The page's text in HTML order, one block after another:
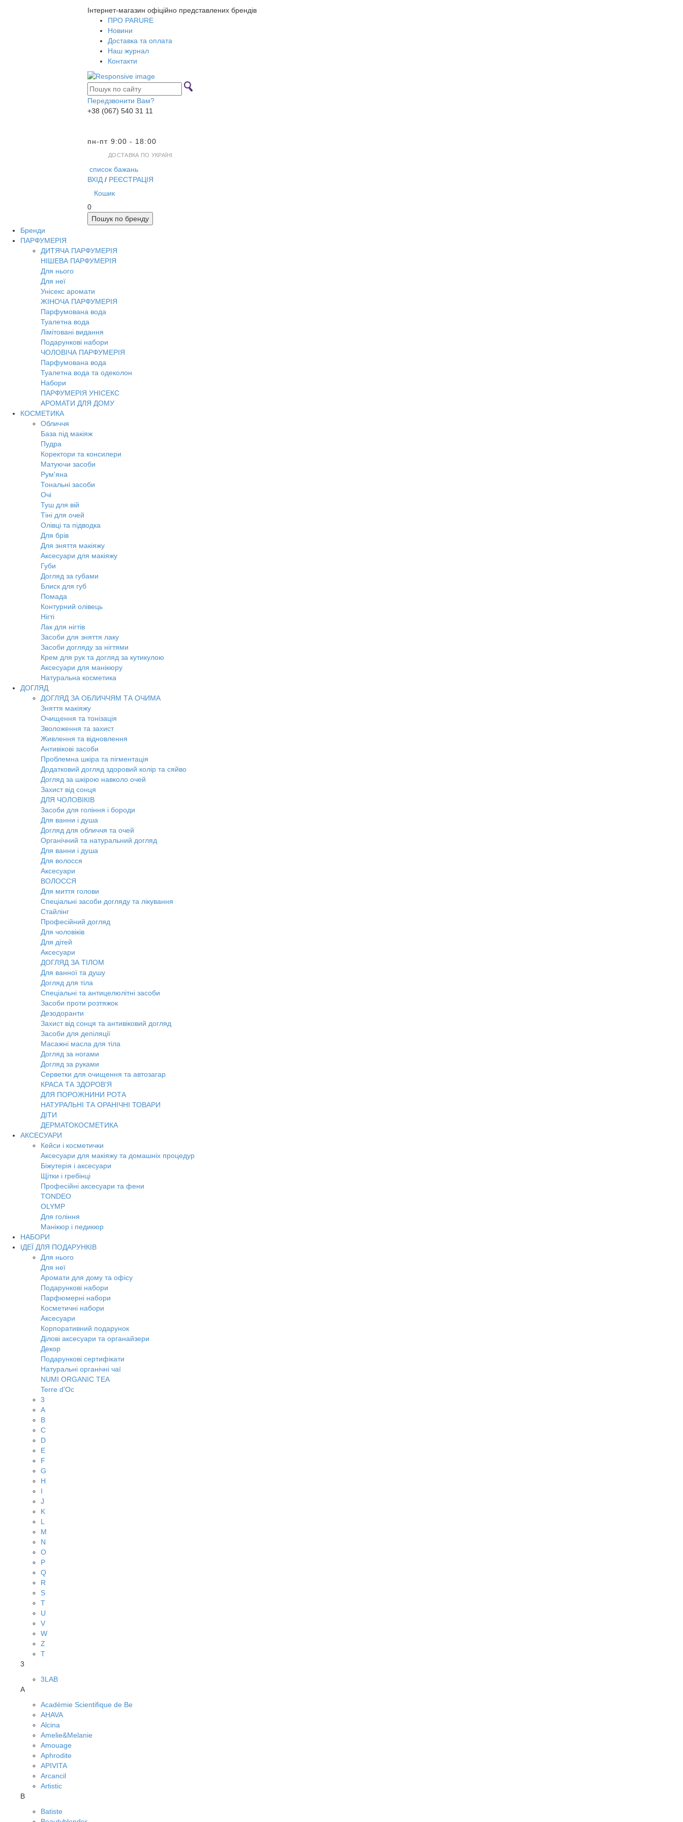
Інтернет-магазин офіційно представлених брендів
ПРО PARURE
Новини
Доставка та оплата
Наш журнал
Контакти
Передзвонити Вам?
+38 (067) 540 31 11
пн-пт 9:00 - 18:00
ДОСТАВКА ПО УКРАЇНІ
список бажань
ВХІД / РЕЄСТРАЦІЯ
Кошик
0
Пошук по бренду
Бренди
ПАРФУМЕРІЯ
ДИТЯЧА ПАРФУМЕРІЯ
НІШЕВА ПАРФУМЕРІЯ
Для нього
Для неї
Унісекс аромати
ЖІНОЧА ПАРФУМЕРІЯ
Парфумована вода
Туалетна вода
Лімітовані видання
Подарункові набори
ЧОЛОВІЧА ПАРФУМЕРІЯ
Парфумована вода
Туалетна вода та одеколон
Набори
ПАРФУМЕРІЯ УНІСЕКС
АРОМАТИ ДЛЯ ДОМУ
КОСМЕТИКА
Обличчя
База під макіяж
Пудра
Коректори та консилери
Матуючи засоби
Рум'яна
Тональні засоби
Очі
Туш для вій
Тіні для очей
Олівці та підводка
Для брів
Для зняття макіяжу
Аксесуари для макіяжу
Губи
Догляд за губами
Блиск для губ
Помада
Контурний олівець
Нігті
Лак для нігтів
Засоби для зняття лаку
Засоби догляду за нігтями
Крем для рук та догляд за кутикулою
Аксесуари для манікюру
Натуральна косметика
ДОГЛЯД
ДОГЛЯД ЗА ОБЛИЧЧЯМ ТА ОЧИМА
Зняття макіяжу
Очищення та тонізація
Зволоження та захист
Живлення та відновлення
Антивікові засоби
Проблемна шкіра та пігментація
Додатковий догляд здоровий колір та сяйво
Догляд за шкірою навколо очей
Захист від сонця
ДЛЯ ЧОЛОВІКІВ
Засоби для гоління і бороди
Для ванни і душа
Догляд для обличчя та очей
Органічний та натуральний догляд
Для ванни і душа
Для волосся
Аксесуари
ВОЛОССЯ
Для миття голови
Спеціальні засоби догляду та лікування
Стайлінг
Професійний догляд
Для чоловіків
Для дітей
Аксесуари
ДОГЛЯД ЗА ТІЛОМ
Для ванної та душу
Догляд для тіла
Спеціальні та антицелюлітні засоби
Засоби проти розтяжок
Дезодоранти
Захист від сонця та антивіковий догляд
Засоби для депіляції
Масажні масла для тіла
Догляд за ногами
Догляд за руками
Серветки для очищення та автозагар
КРАСА ТА ЗДОРОВ'Я
ДЛЯ ПОРОЖНИНИ РОТА
НАТУРАЛЬНІ ТА ОРАНІЧНІ ТОВАРИ
ДІТИ
ДЕРМАТОКОСМЕТИКА
АКСЕСУАРИ
Кейси і косметички
Аксесуари для макіяжу та домашніх процедур
Біжутерія і аксесуари
Щітки і гребінці
Професійні аксесуари та фени
TONDEO
OLYMP
Для гоління
Манікюр і педикюр
НАБОРИ
ІДЕЇ ДЛЯ ПОДАРУНКІВ
Для нього
Для неї
Аромати для дому та офісу
Подарункові набори
Парфюмерні набори
Косметичні набори
Аксесуари
Корпоративний подарунок
Ділові аксесуари та органайзери
Декор
Подарункові сертифікати
Натуральні органічні чаї
NUMI ORGANIC TEA
Terre d'Oc
3
A
B
C
D
E
F
G
H
I
J
K
L
M
N
O
P
Q
R
S
T
U
V
W
Z
Т
3
3LAB
A
Académie Scientifique de Be
AHAVA
Alcina
Amelie&Melanie
Amouage
Aphrodite
APIVITA
Arcancil
Artistic
B
Batiste